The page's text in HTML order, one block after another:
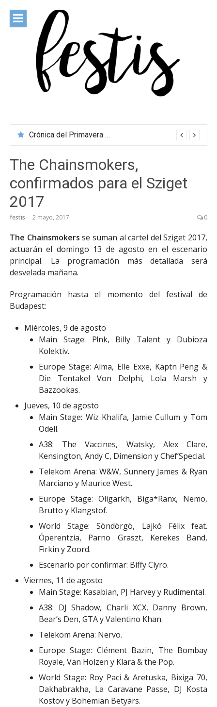
contenido
Crónica del Primavera Sound Porto 2026
The Chainsmokers,
confirmados para el Sziget
2017
festis 2 mayo, 2017 0
The Chainsmokers se suman al cartel del Sziget 2017,
actuarán el domingo 13 de agosto en el escenario
principal. La programación más detallada será
desvelada mañana.
Programación hasta el momento del festival de
Budapest:
Miércoles, 9 de agosto
Main Stage: P!nk, Billy Talent y Dubioza
Kolektiv.
Europe Stage: Alma, Elle Exxe, Käptn Peng &
Die Tentakel Von Delphi, Lola Marsh y
Bazzookas.
Jueves, 10 de agosto
Main Stage: Wiz Khalifa, Jamie Cullum y Tom
Odell.
A38: The Vaccines, Watsky, Alex Clare,
Kensington, Andy C, Dimension y Chef’Special.
Telekom Arena: W&W, Sunnery James & Ryan
Marciano y Maurice West.
Europe Stage: Oligarkh, Biga*Ranx, Nemo,
Brutto y Klangstof.
World Stage: Söndörgö, Lajkó Félix feat.
Óperentzia, Parno Graszt, Kerekes Band,
Firkin y Zoord.
Escenario por confirmar: Biffy Clyro.
Viernes, 11 de agosto
Main Stage: Kasabian, PJ Harvey y Rudimental.
A38: DJ Shadow, Charli XCX, Danny Brown,
Bear’s Den, GTA y Valentino Khan.
Telekom Arena: Nervo.
Europe Stage: Clément Bazin, The Bombay
Royale, Van Holzen y Klara & the Pop.
World Stage: Roy Paci & Aretuska, Bixiga 70,
Dakhabrakha, La Caravane Passe, DJ Kosta
Kostov y Bohemian Betyars.